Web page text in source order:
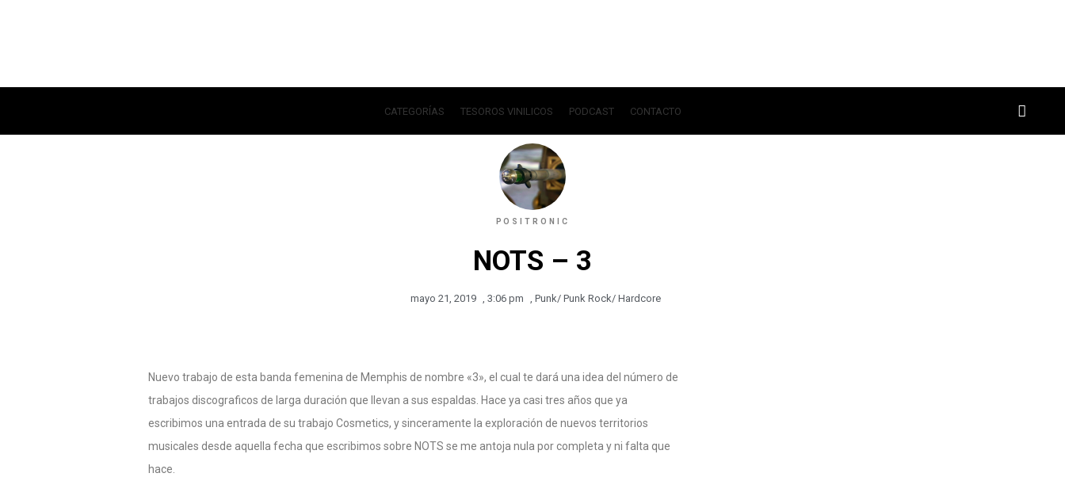
CATEGORÍAS TESOROS VINILICOS PODCAST CONTACTO
POSITRONIC
NOTS – 3
mayo 21, 2019 , 3:06 pm , Punk/ Punk Rock/ Hardcore
Nuevo trabajo de esta banda femenina de Memphis de nombre «3», el cual te dará una idea del número de
trabajos discograficos de larga duración que llevan a sus espaldas. Hace ya casi tres años que ya
escribimos una entrada de su trabajo Cosmetics, y sinceramente la exploración de nuevos territorios
musicales desde aquella fecha que escribimos sobre NOTS se me antoja nula por completa y ni falta que
hace.